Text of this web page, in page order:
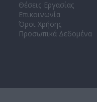
Θέσεις Εργασίας
Επικοινωνία
Όροι Χρήσης
Προσωπικά Δεδομένα